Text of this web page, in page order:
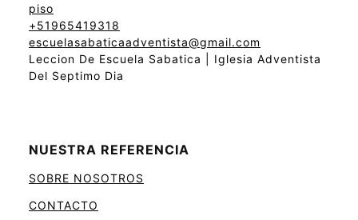
piso
+51965419318
escuelasabaticaadventista@gmail.com
Leccion De Escuela Sabatica | Iglesia Adventista
Del Septimo Dia
NUESTRA REFERENCIA
SOBRE NOSOTROS
CONTACTO